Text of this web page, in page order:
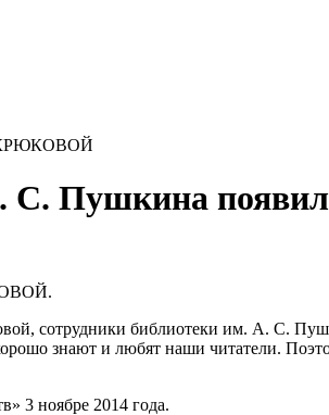
КРЮКОВОЙ
С. Пушкина
сотрудники библиотеки им. А. С.
знают и любят наши читатели.
3 ноябре 2014 года.